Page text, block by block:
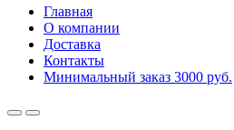
Главная
О компании
Доставка
Контакты
Минимальный заказ 3000 руб.